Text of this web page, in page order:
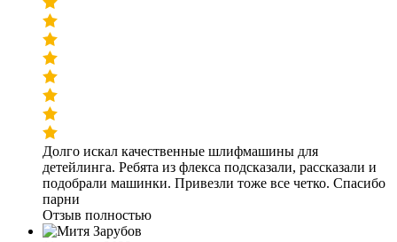
Долго искал качественные шлифмашины для
детейлинга. Ребята из флекса подсказали, рассказали и
подобрали машинки. Привезли тоже все четко. Спасибо
парни
Отзыв полностью